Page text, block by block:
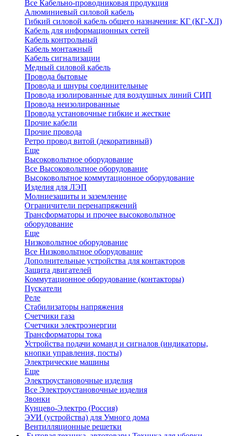
Все Кабельно-проводниковая продукция
Алюминиевый силовой кабель
Гибкий силовой кабель общего назначения: КГ (КГ-ХЛ)
Кабель для информационных сетей
Кабель контрольный
Кабель монтажный
Кабель сигнализации
Медный силовой кабель
Провода бытовые
Провода и шнуры соединительные
Провода изолированные для воздушных линий СИП
Провода неизолированные
Провода установочные гибкие и жесткие
Прочие кабели
Прочие провода
Ретро провод витой (декоративный)
Еще
Высоковольтное оборудование
Все Высоковольтное оборудование
Высоковольтное коммутационное оборудование
Изделия для ЛЭП
Молниезащиты и заземление
Ограничители перенапряжений
Трансформаторы и прочее высоковольтное
оборудование
Еще
Низковольтное оборудование
Все Низковольтное оборудование
Дополнительные устройства для контакторов
Защита двигателей
Коммутационное оборудование (контакторы)
Пускатели
Реле
Стабилизаторы напряжения
Счетчики газа
Счетчики электроэнергии
Трансформаторы тока
Устройства подачи команд и сигналов (индикаторы,
кнопки управления, посты)
Электрические машины
Еще
Электроустановочные изделия
Все Электроустановочные изделия
Звонки
Кунцево-Электро (Россия)
ЭУИ (устройства) для Умного дома
Вентилляционные решетки